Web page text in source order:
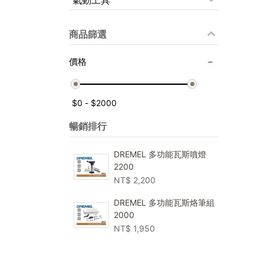
商品篩選
價格
暢銷排行
DREMEL 多功能瓦斯噴燈
2200
NT$ 2,200
DREMEL 多功能瓦斯烙筆組
2000
NT$ 1,950